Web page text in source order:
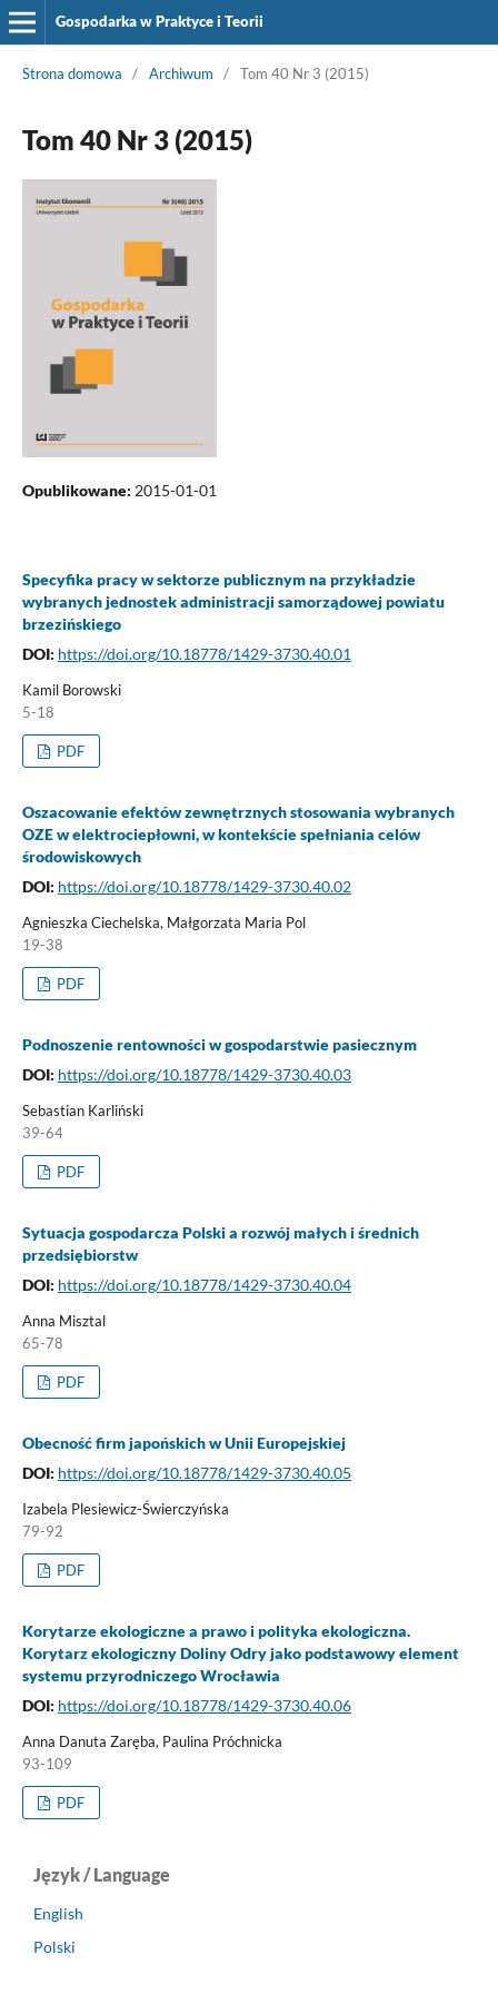
Gospodarka w Praktyce i Teorii
Strona domowa / Archiwum / Tom 40 Nr 3 (2015)
Tom 40 Nr 3 (2015)
Opublikowane: 2015-01-01
Specyfika pracy w sektorze publicznym na przykładzie
wybranych jednostek administracji samorządowej powiatu
brzezińskiego
DOI: https://doi.org/10.18778/1429-3730.40.01
Kamil Borowski
5-18
PDF
Oszacowanie efektów zewnętrznych stosowania wybranych
OZE w elektrociepłowni, w kontekście spełniania celów
środowiskowych
DOI: https://doi.org/10.18778/1429-3730.40.02
Agnieszka Ciechelska, Małgorzata Maria Pol
19-38
PDF
Podnoszenie rentowności w gospodarstwie pasiecznym
DOI: https://doi.org/10.18778/1429-3730.40.03
Sebastian Karliński
39-64
PDF
Sytuacja gospodarcza Polski a rozwój małych i średnich
przedsiębiorstw
DOI: https://doi.org/10.18778/1429-3730.40.04
Anna Misztal
65-78
PDF
Obecność firm japońskich w Unii Europejskiej
DOI: https://doi.org/10.18778/1429-3730.40.05
Izabela Plesiewicz-Świerczyńska
79-92
PDF
Korytarze ekologiczne a prawo i polityka ekologiczna.
Korytarz ekologiczny Doliny Odry jako podstawowy element
systemu przyrodniczego Wrocławia
DOI: https://doi.org/10.18778/1429-3730.40.06
Anna Danuta Zaręba, Paulina Próchnicka
93-109
PDF
Język / Language
English
Polski